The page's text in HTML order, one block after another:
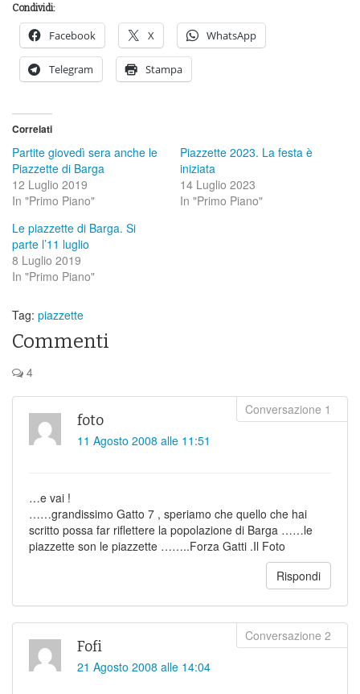
Condividi:
Facebook X WhatsApp
Telegram Stampa
Correlati
Partite giovedì sera anche le
Piazzette di Barga
12 Luglio 2019
In "Primo Piano"
Piazzette 2023. La festa è
iniziata
14 Luglio 2023
In "Primo Piano"
Le piazzette di Barga. Si
parte l’11 luglio
8 Luglio 2019
In "Primo Piano"
Tag: piazzette
Commenti
4
foto
11 Agosto 2008 alle 11:51
…e vai !
……grandissimo Gatto 7 , speriamo che quello che hai
scritto possa far riflettere la popolazione di Barga ……le
piazzette son le piazzette ……..Forza Gatti .Il Foto
Rispondi
Fofi
21 Agosto 2008 alle 14:04